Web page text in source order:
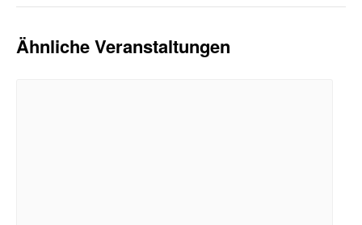
Ähnliche Veranstaltungen